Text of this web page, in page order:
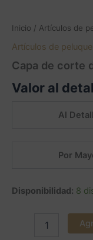
Inicio / Artículos de
Artículos de
Capa de corte
Valor al
Al
Por
Disponibilidad: 8